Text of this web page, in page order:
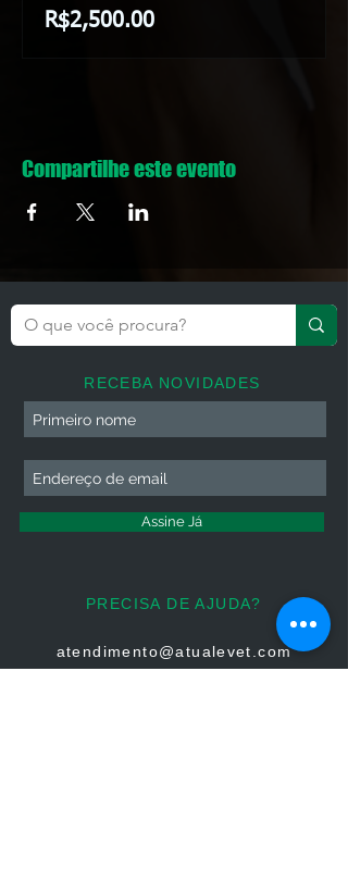
R$2,500.00
Compartilhe este evento
RECEBA NOVIDADES
Assine Já
PRECISA DE AJUDA?
atendimento@atualevet.com